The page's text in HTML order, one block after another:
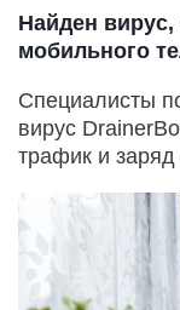
Найден
мобильного
Специалисты
вирус
трафик и